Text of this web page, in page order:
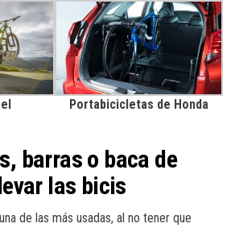
Portabicicletas de Honda
barras o baca de
las bicis
de las más usadas, al no tener que